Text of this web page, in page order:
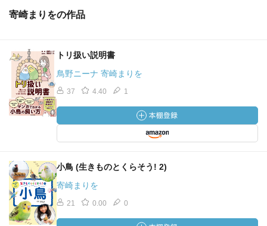
寄崎まりをの作品
トリ扱い説明書
鳥野ニーナ 寄崎まりを
37 4.40 1
小鳥 (生きものとくらそう! 2)
寄崎まりを
21 0.00 0